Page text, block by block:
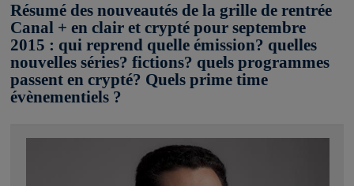
Résumé des nouveautés de la grille de rentrée
Canal + en clair et crypté pour septembre
2015 : qui reprend quelle émission? quelles
nouvelles séries? fictions? quels programmes
passent en crypté? Quels prime time
évènementiels ?